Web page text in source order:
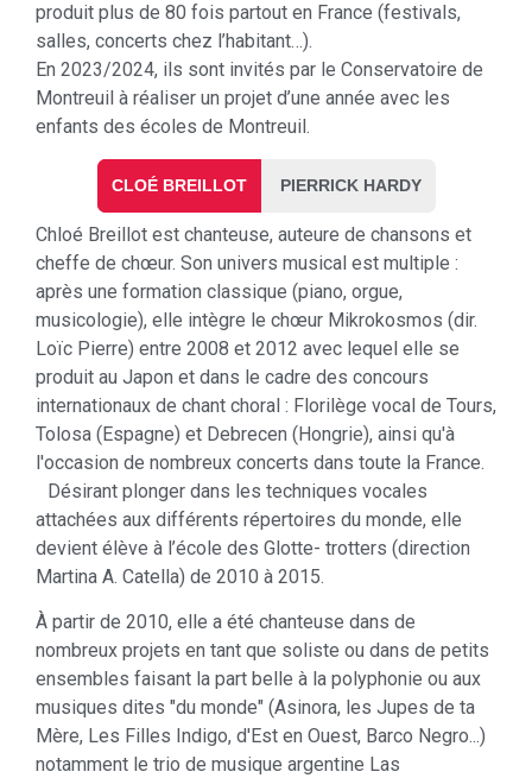
produit plus de 80 fois partout en France (festivals,
salles, concerts chez l’habitant…).
En 2023/2024, ils sont invités par le Conservatoire de
Montreuil à réaliser un projet d’une année avec les
enfants des écoles de Montreuil.
CLOÉ BREILLOT PIERRICK HARDY
Chloé Breillot est chanteuse, auteure de chansons et
cheffe de chœur. Son univers musical est multiple :
après une formation classique (piano, orgue,
musicologie), elle intègre le chœur Mikrokosmos (dir.
Loïc Pierre) entre 2008 et 2012 avec lequel elle se
produit au Japon et dans le cadre des concours
internationaux de chant choral : Florilège vocal de Tours,
Tolosa (Espagne) et Debrecen (Hongrie), ainsi qu'à
l'occasion de nombreux concerts dans toute la France.
Désirant plonger dans les techniques vocales
attachées aux différents répertoires du monde, elle
devient élève à l’école des Glotte- trotters (direction
Martina A. Catella) de 2010 à 2015.
À partir de 2010, elle a été chanteuse dans de
nombreux projets en tant que soliste ou dans de petits
ensembles faisant la part belle à la polyphonie ou aux
musiques dites "du monde" (Asinora, les Jupes de ta
Mère, Les Filles Indigo, d'Est en Ouest, Barco Negro...)
notamment le trio de musique argentine Las